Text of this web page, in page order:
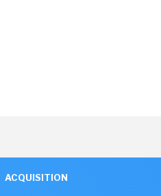
ACQUISITION